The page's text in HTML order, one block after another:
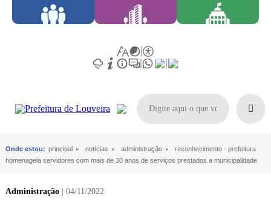
Onde estou: principal » notícias » administração »
reconhecimento - prefeitura
homenageia servidores com mais de 30 anos de serviços prestados a municipalidade
Administração| 04/11/2022